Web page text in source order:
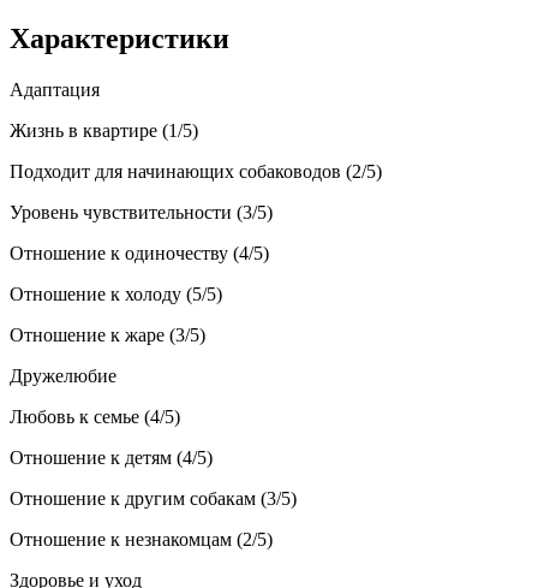
Характеристики
Адаптация
Жизнь в квартире (1/5)
Подходит для начинающих собаководов (2/5)
Уровень чувствительности (3/5)
Отношение к одиночеству (4/5)
Отношение к холоду (5/5)
Отношение к жаре (3/5)
Дружелюбие
Любовь к семье (4/5)
Отношение к детям (4/5)
Отношение к другим собакам (3/5)
Отношение к незнакомцам (2/5)
Здоровье и уход